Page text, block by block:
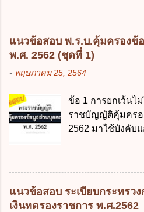
เครือข่ายดิจิทัล ง
จ่ายงบประมาณใ
ตามเป้าหมาย ข้อ
เกี่ยวกับ "แผนพัฒน
รับผิดชอบในการ
หน่วยงานของรัฐ
การบริหารงานภา
สาธารณะในรูปแ
พัฒนารัฐบาลดิจิทั
เรื่อง หลักเกณฑ์
มิใช่ผู้ปกครองซึ่ง
ศึกษาภาคบังคับอ
พระราชบัญญัติกา
2545 ซึ่งเป็นกฎ
มีสาระสำคัญดังนี้
เว้นแต่เด็กที่สอบไ
ภาคบังคับแล้ว 2.
มารดา 2.2 บิดา
กฎหมายแพ่งแล
อยู่ด้วยเป็นประจำ
3. ผู้ปกครองดังกล่
ในสถานศึกษาในวั
แนวข้อสอบ พ.ร.บ.คุ้มครองข้
พ.ศ. 2562 (ชุดที่ 1)
- พฤษภาคม 25, 2564
ข้อ 1 การยกเว้น
ราชบัญญัติคุ้มครอ
2562 มาใช้บังคั
ข. พระราชกำหน
กระทรวง ข้อ 2 ก
หน่วยงานและกิจ
แนวข้อสอบ ระเบียบกระทรว
เงินทดรองราชการ พ.ศ.2562